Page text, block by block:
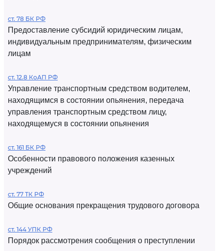
ст. 78 БК РФ
Предоставление субсидий юридическим лицам,
индивидуальным предпринимателям, физическим
лицам
ст. 12.8 КоАП РФ
Управление транспортным средством водителем,
находящимся в состоянии опьянения, передача
управления транспортным средством лицу,
находящемуся в состоянии опьянения
ст. 161 БК РФ
Особенности правового положения казенных
учреждений
ст. 77 ТК РФ
Общие основания прекращения трудового договора
ст. 144 УПК РФ
Порядок рассмотрения сообщения о преступлении